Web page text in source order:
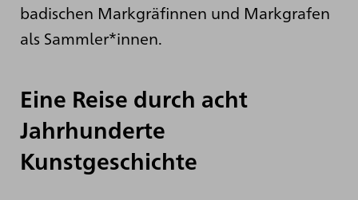
badischen Markgräfinnen und Markgrafen
als Sammler*innen.
Eine Reise durch acht
Jahrhunderte
Kunstgeschichte